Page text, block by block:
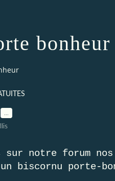
bonheur
sur notre forum
porte-